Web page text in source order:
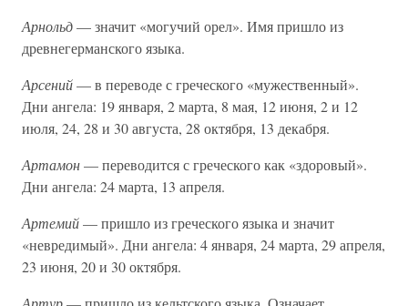
Арнольд— значит «могучий орел». Имя пришло из
древнегерманского языка.
Арсений— в переводе с греческого «мужественный».
Дни ангела: 19 января, 2 марта, 8 мая, 12 июня, 2 и 12
июля, 24, 28 и 30 августа, 28 октября, 13 декабря.
Артамон— переводится с греческого как «здоровый».
Дни ангела: 24 марта, 13 апреля.
Артемий— пришло из греческого языка и значит
«невредимый». Дни ангела: 4 января, 24 марта, 29 апреля,
23 июня, 20 и 30 октября.